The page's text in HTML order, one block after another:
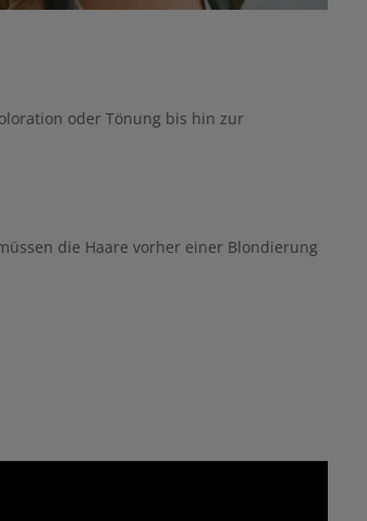
oder Tönung bis hin zur
die Haare vorher einer Blondierung